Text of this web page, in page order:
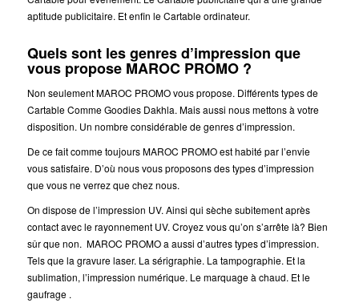
aptitude publicitaire. Et enfin le Cartable ordinateur.
Quels sont les genres d’impression que
vous propose MAROC PROMO ?
Non seulement MAROC PROMO vous propose. Différents types de
Cartable Comme Goodies Dakhla. Mais aussi nous mettons à votre
disposition. Un nombre considérable de genres d’impression.
De ce fait comme toujours MAROC PROMO est habité par l’envie
vous satisfaire. D’où nous vous proposons des types d’impression
que vous ne verrez que chez nous.
On dispose de l’impression UV. Ainsi qui sèche subitement après
contact avec le rayonnement UV. Croyez vous qu’on s’arrête là? Bien
sûr que non. MAROC PROMO a aussi d’autres types d’impression.
Tels que la gravure laser. La sérigraphie. La tampographie. Et la
sublimation, l’impression numérique. Le marquage à chaud. Et le
gaufrage .